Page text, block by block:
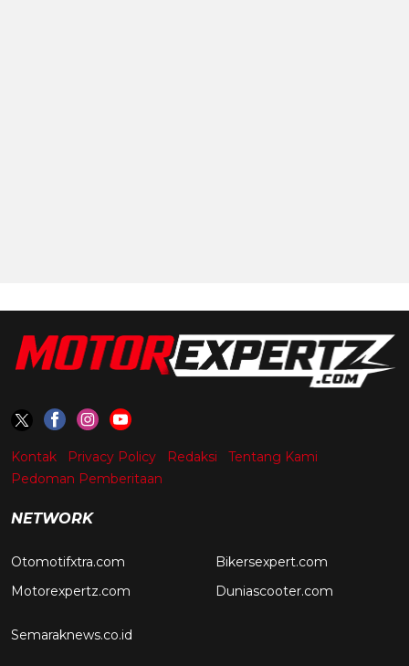
Kontak Privacy Policy Redaksi
Tentang Kami
Pedoman Pemberitaan
NETWORK
Otomotifxtra.com
Motorexpertz.com
Bikersexpert.com
Duniascooter.com
Semaraknews.co.id